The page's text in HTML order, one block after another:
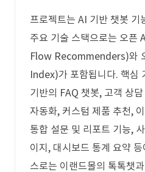
프로젝트는 AI 기반 챗봇 기
주요 기술 스택으로는 오
Flow Recommenders)와
Index)가 포함됩니다. 핵심
기반의 FAQ 챗봇, 고객 상
자동화, 커스텀 제품 추천,
통합 설문 및 리포트 기능,
이지, 대시보드 통계 요약 등
스로는 이랜드몰의 톡톡챗